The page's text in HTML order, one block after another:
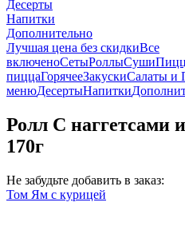
Десерты
Напитки
Дополнительно
Лучшая цена без скидкиВсе
включеноСетыРоллыСуши
пиццаГорячееЗакускиСалаты и
менюДесертыНапитки
Ролл С наггетсами
170г
Не забудьте добавить в заказ:
Том Ям с курицей